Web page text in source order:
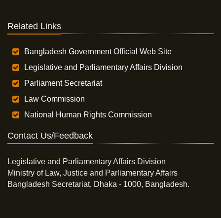
Related Links
Bangladesh Government Official Web Site
Legislative and Parliamentary Affairs Division
Parliament Secretariat
Law Commission
National Human Rights Commission
Contact Us/Feedback
Legislative and Parliamentary Affairs Division
Ministry of Law, Justice and Parliamentary Affairs
Bangladesh Secretariat, Dhaka - 1000, Bangladesh.